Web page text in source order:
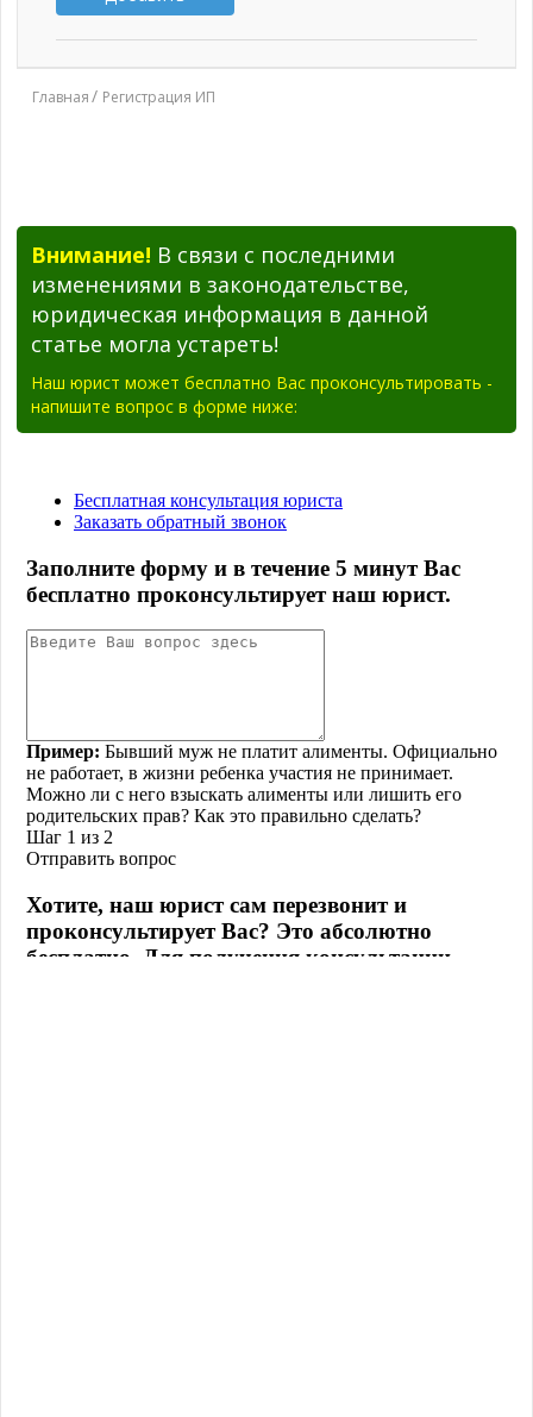
Главная Регистрация ИП
Внимание! В связи с последними
изменениями в законодательстве,
юридическая информация в данной
статье могла устареть!
Наш юрист может бесплатно Вас проконсультировать -
напишите вопрос в форме ниже: